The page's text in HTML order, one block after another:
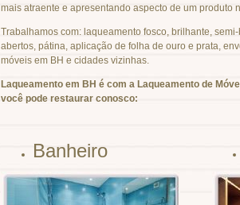
mais atraente e apresentando aspecto de um produto
Trabalhamos com: laqueamento fosco, brilhante,
abertos, pátina, aplicação de folha de ouro e prata,
móveis em BH e cidades vizinhas.
Laqueamento em BH é com a Laqueamento de
você pode restaurar conosco:
Banheiro